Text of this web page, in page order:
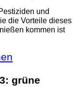
und
die Vorteile dieses
kommen ist
grüne